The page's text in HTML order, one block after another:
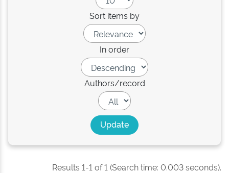
Sort items by
In order
Authors/record
Results 1-1 of 1 (Search time: 0.003 seconds).